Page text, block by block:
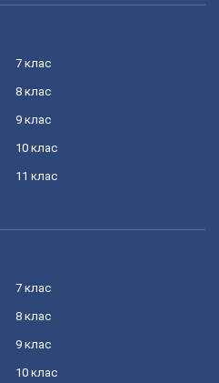
7 клас
8 клас
9 клас
10 клас
11 клас
7 клас
8 клас
9 клас
10 клас